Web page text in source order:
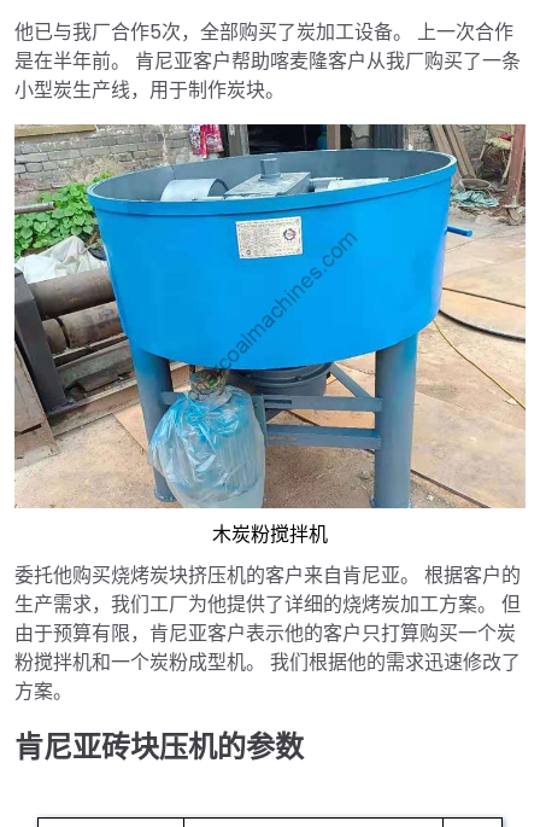
他已与我厂合作5次，全部购买了炭加工设备。 上一次合作
是在半年前。 肯尼亚客户帮助喀麦隆客户从我厂购买了一条
小型炭生产线，用于制作炭块。
木炭粉搅拌机
委托他购买烧烤炭块挤压机的客户来自肯尼亚。 根据客户的
生产需求，我们工厂为他提供了详细的烧烤炭加工方案。 但
由于预算有限，肯尼亚客户表示他的客户只打算购买一个炭
粉搅拌机和一个炭粉成型机。 我们根据他的需求迅速修改了
方案。
肯尼亚砖块压机的参数